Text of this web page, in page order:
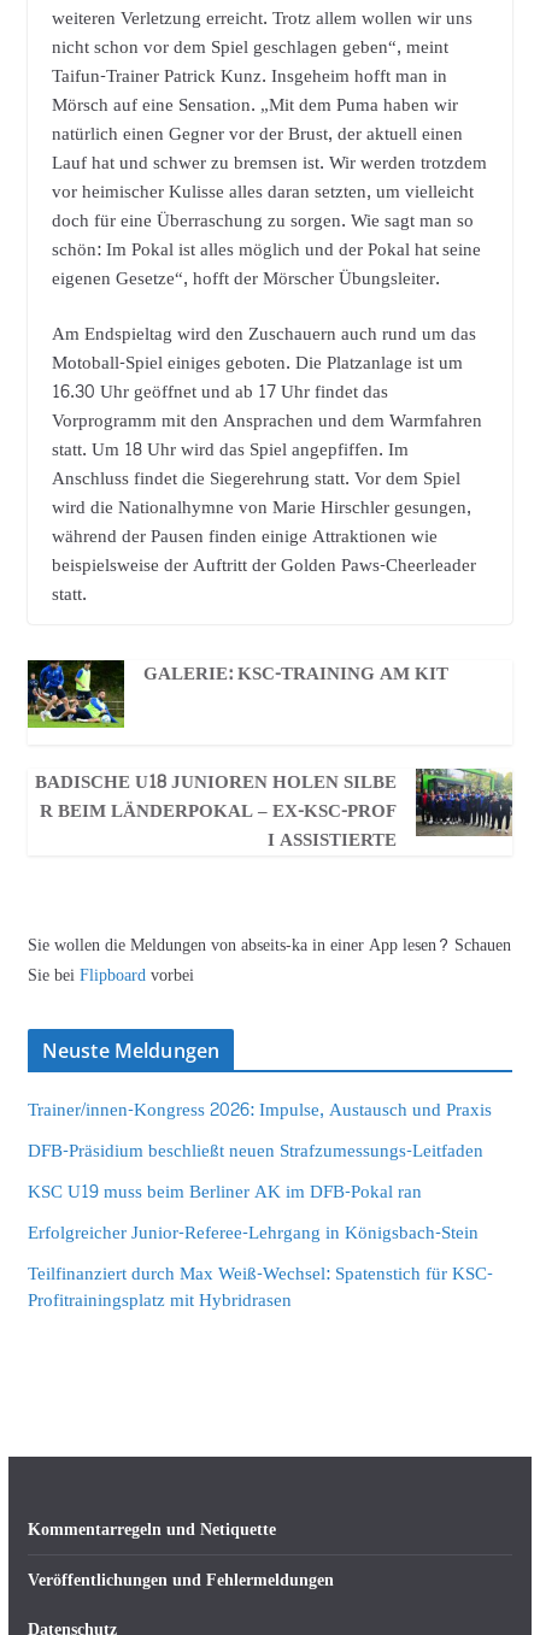
weiteren Verletzung erreicht. Trotz allem wollen wir uns
nicht schon vor dem Spiel geschlagen geben“, meint
Taifun-Trainer Patrick Kunz. Insgeheim hofft man in
Mörsch auf eine Sensation. „Mit dem Puma haben wir
natürlich einen Gegner vor der Brust, der aktuell einen
Lauf hat und schwer zu bremsen ist. Wir werden trotzdem
vor heimischer Kulisse alles daran setzten, um vielleicht
doch für eine Überraschung zu sorgen. Wie sagt man so
schön: Im Pokal ist alles möglich und der Pokal hat seine
eigenen Gesetze“, hofft der Mörscher Übungsleiter.
Am Endspieltag wird den Zuschauern auch rund um das
Motoball-Spiel einiges geboten. Die Platzanlage ist um
16.30 Uhr geöffnet und ab 17 Uhr findet das
Vorprogramm mit den Ansprachen und dem Warmfahren
statt. Um 18 Uhr wird das Spiel angepfiffen. Im
Anschluss findet die Siegerehrung statt. Vor dem Spiel
wird die Nationalhymne von Marie Hirschler gesungen,
während der Pausen finden einige Attraktionen wie
beispielsweise der Auftritt der Golden Paws-Cheerleader
statt.
GALERIE: KSC-TRAINING AM KIT
BADISCHE U18 JUNIOREN HOLEN SILBE
R BEIM LÄNDERPOKAL – EX-KSC-PROF
I ASSISTIERTE
Sie wollen die Meldungen von abseits-ka in einer App lesen? Schauen
Sie beiFlipboardvorbei
Neuste Meldungen
Trainer/innen-Kongress 2026: Impulse, Austausch und Praxis
DFB-Präsidium beschließt neuen Strafzumessungs-Leitfaden
KSC U19 muss beim Berliner AK im DFB-Pokal ran
Erfolgreicher Junior-Referee-Lehrgang in Königsbach-Stein
Teilfinanziert durch Max Weiß-Wechsel: Spatenstich für KSC-
Profitrainingsplatz mit Hybridrasen
Kommentarregeln und Netiquette
Veröffentlichungen und Fehlermeldungen